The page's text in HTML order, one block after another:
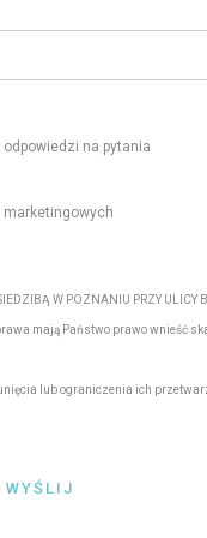
na pytania
W POZNANIU PRZY ULICY
mają Państwo prawo wnieść
lub ograniczenia ich